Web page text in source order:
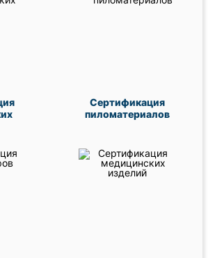
Сертификация
пиломатериалов